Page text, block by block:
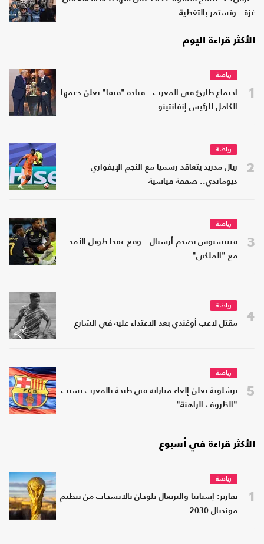
غزة.. وتستمر بالتغطية
الأكثر قراءة اليوم
1
رياضة
اجتماع طارئ في المغرب.. قيادة "فيفا" تعلن دعمها
الكامل للرئيس إنفانتينو
2
رياضة
ريال مدريد يتعاقد رسميا مع النجم الإيفواري
ديوماندي.. صفقة قياسية
3
رياضة
فينيسيوس يصدم أرسنال.. وقع عقدا طويل الأمد
مع "الملكي"
4
رياضة
مقتل لاعب أوغندي بعد الاعتداء عليه في الشارع
5
رياضة
برشلونة يعلن إلغاء مباراته في طنجة بالمغرب بسبب
"الظروف الراهنة"
الأكثر قراءة في أسبوع
1
رياضة
تقارير: إسبانيا والبرتغال تلوحان بالانسحاب من تنظيم
مونديال 2030